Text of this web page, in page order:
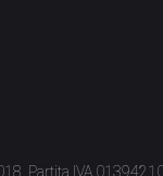
Partita IVA